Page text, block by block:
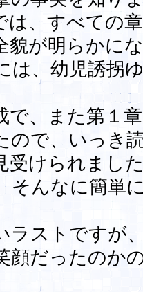
、すべての
貌が明らかに
は、幼児誘拐
、また第１
ので、いっき
受けられまし
そんなに簡単
ストですが
顔だったのか